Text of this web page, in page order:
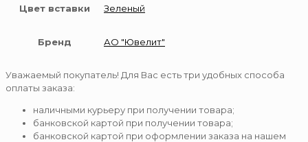
Цвет вставки Зеленый
Бренд АО "Ювелит"
Уважаемый покупатель! Для Вас есть три удобных способа
оплаты заказа:
наличными курьеру при получении товара;
банковской картой при получении товара;
банковской картой при оформлении заказа на нашем